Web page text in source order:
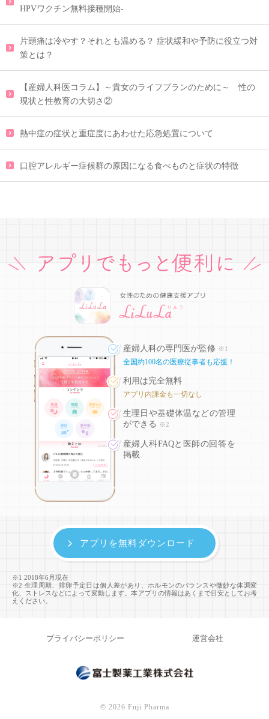
HPVワクチン無料接種開始-
片頭痛は冷やす？それとも温める？ 症状緩和や予防に役立つ対
策とは？
【産婦人科医コラム】～貴女のライフプランのために～ 性の
現状と性教育の大切さ②
熱中症の症状と重症度にあわせた応急処置について
口腔アレルギー症候群の原因になる食べものと症状の特徴
産婦人科の専門医が監修 ※1
全国約100名の医療従事者も応援！
利用は完全無料
アプリ内課金も一切なし
生理日や基礎体温などの管理
ができる
※2
産婦人科FAQと医師の回答を
掲載
※1 2018年6月現在
※2 生理周期、排卵予定日は個人差があり、ホルモンのバランスや微妙な体調変
化、ストレスなどによって変動します。本アプリの情報はあくまで目安としてお考
えください。
アプリを無料ダウンロード
プライバシーポリシー 運営会社
© 2026 Fuji Pharma